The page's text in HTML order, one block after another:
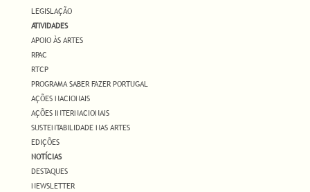
LEGISLAÇÃO
ATIVIDADES
APOIO ÀS ARTES
RPAC
RTCP
PROGRAMA SABER FAZER PORTUGAL
AÇÕES NACIONAIS
AÇÕES INTERNACIONAIS
SUSTENTABILIDADE NAS ARTES
EDIÇÕES
NOTÍCIAS
DESTAQUES
NEWSLETTER